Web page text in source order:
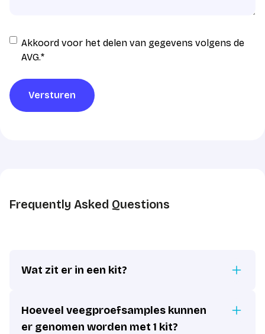
Instemming
AVG
Akkoord voor het delen van gegevens volgens de
AVG.*
Versturen
Frequently Asked Questions
Wat zit er in een kit?
Hoeveel veegproefsamples kunnen
er genomen worden met 1 kit?